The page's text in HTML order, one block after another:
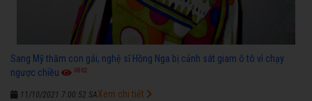
Sang Mỹ thăm con gái, nghệ sĩ Hồng Nga bị cảnh sát giam ô tô vì chạy
ngược chiều
3862
11/10/2021 7:00:52 SAXem chi tiết